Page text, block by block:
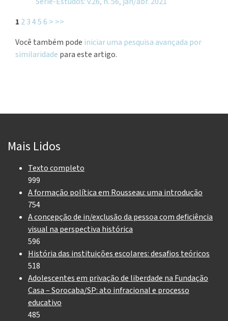
1 2345 6 > >>
Você também pode iniciar uma pesquisa avançada por
similaridade para este artigo.
Mais Lidos
Texto completo
999
A formação política em Rousseau: uma introdução
754
A concepção de in/exclusão da pessoa com deficiência
visual na perspectiva histórica
596
História das instituições escolares: desafios teóricos
518
Adolescentes em privação de liberdade na Fundação
Casa – Sorocaba/SP: ato infracional e processo
educativo
485